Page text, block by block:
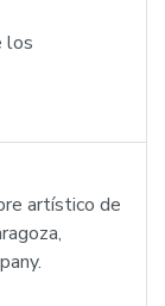
los
artístico de